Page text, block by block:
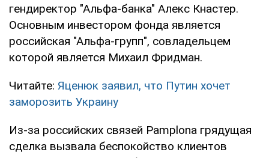
гендиректор "Альфа-банка" Алекс Кнастер.
Основным инвестором фонда является
российская "Альфа-групп", совладельцем
которой является Михаил Фридман.
Читайте: Яценюк заявил, что Путин хочет
заморозить Украину
Из-за российских связей Pamplona грядущая
сделка вызвала беспокойство клиентов